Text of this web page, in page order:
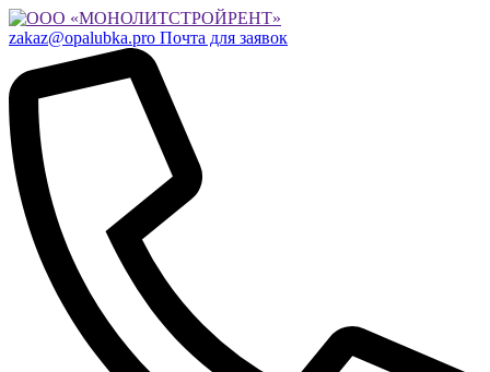
zakaz@opalubka.pro Почта для заявок